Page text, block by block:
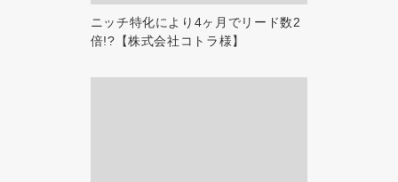
ニッチ特化により4ヶ月でリード数2
倍!?【株式会社コトラ様】